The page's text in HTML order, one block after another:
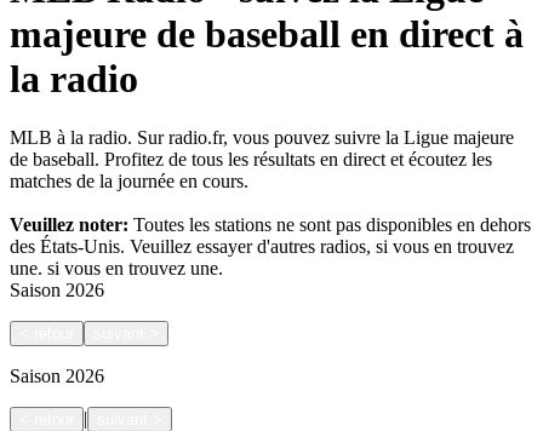
majeure de baseball en direct à
la radio
MLB à la radio. Sur radio.fr, vous pouvez suivre la Ligue majeure
de baseball. Profitez de tous les résultats en direct et écoutez les
matches de la journée en cours.
Veuillez noter: Toutes les stations ne sont pas disponibles en dehors
des États-Unis. Veuillez essayer d'autres radios, si vous en trouvez
une. si vous en trouvez une.
Saison 2026
Saison 2026
|